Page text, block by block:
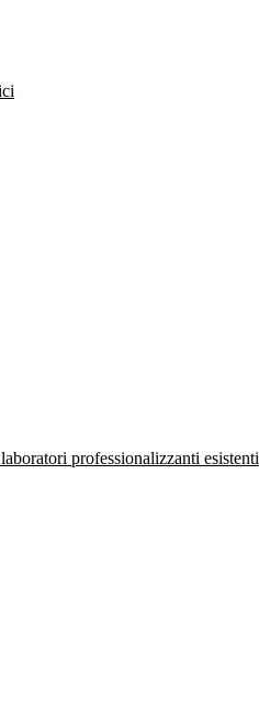
professionalizzanti esistenti